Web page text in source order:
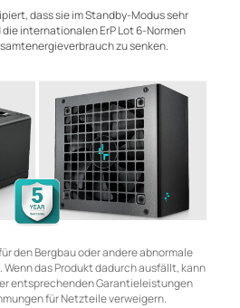
dass sie im Standby-Modus sehr
internationalen ErP Lot 6-Normen
zu senken.
den Bergbau oder andere abnormale
das Produkt dadurch ausfällt, kann
entsprechenden Garantieleistungen
für Netzteile verweigern.